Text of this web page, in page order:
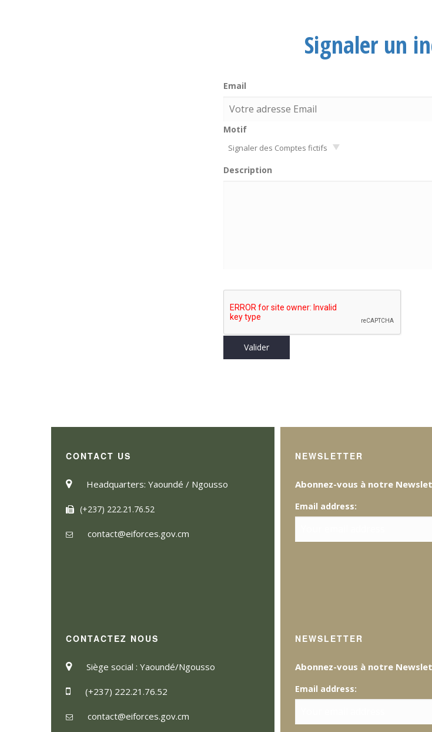
Signaler un
Email
Motif
Signaler des Comptes fictifs
Description
CONTACT US
Headquarters: Yaoundé / Ngousso
(+237) 222.21.76.52
contact@eiforces.gov.cm
CONTACTEZ NOUS
Siège social : Yaoundé/Ngousso
(+237) 222.21.76.52
contact@eiforces.gov.cm
NEWSLETTER
Abonnez-vous à notre
Email address:
NEWSLETTER
Abonnez-vous à notre
Email address: